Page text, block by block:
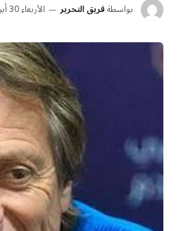
بواسطةفريق التحرير الأربعاء 30 أبريل 12:16 ص